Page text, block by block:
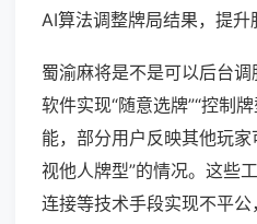
AI算法调整牌局结果，提升
蜀渝麻将是不是可以后台
软件实现“随意选牌”“控制
能，部分用户反映其他玩家
视他人牌型”的情况。这些
连接等技术手段实现不平公